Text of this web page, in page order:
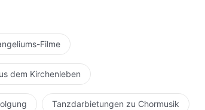
Gott zuzuwenden und umso mehr
erreicht hast, wird Gott dein
schwanken zu bringen oder zu
wird sich Gottes Wort dir zu jeder
verstehst – dies alles kann aufgrund
Übereinstimmung mit Mir handeln,
ihr den richtigen Weg gehen wollt,
Filme
dem Kirchenleben
Tanzdarbietungen zu Chormusik